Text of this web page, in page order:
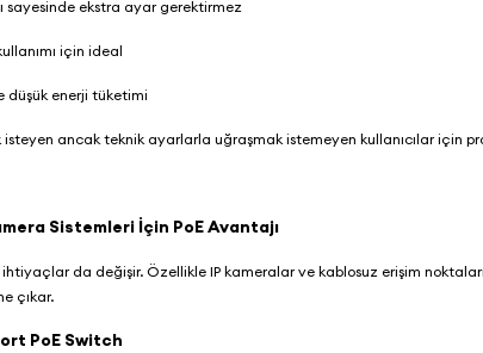
sayesinde ekstra ayar gerektirmez
için ideal
düşük enerji tüketimi
isteyen ancak teknik ayarlarla uğraşmak istemeyen kullanıcılar için
Sistemleri İçin PoE Avantajı
da değişir. Özellikle IP kameralar ve kablosuz erişim
çıkar.
PoE Switch